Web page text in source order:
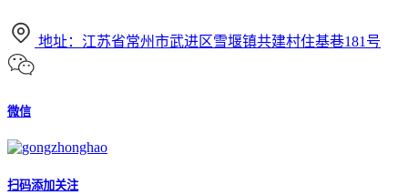
地址：江苏省常州市武进区雪堰镇共建村住基巷181号
微信
扫码添加关注